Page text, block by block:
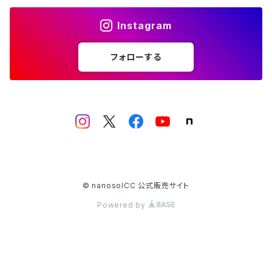
Instagram
フォローする
© nanosolCC 公式販売サイト
Powered by